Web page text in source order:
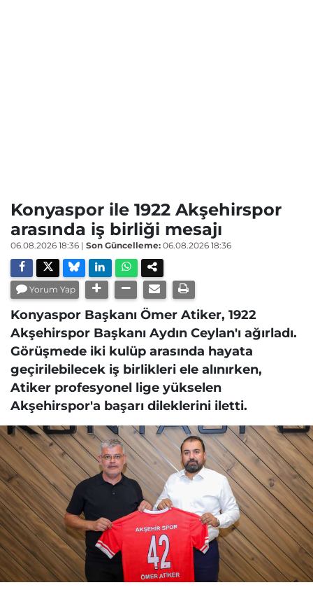
Konyaspor ile 1922 Akşehirspor
arasında iş birliği mesajı
06.08.2026 18:36 | Son Güncelleme: 06.08.2026 18:36
Yorum Yap
Konyaspor Başkanı Ömer Atiker, 1922
Akşehirspor Başkanı Aydın Ceylan'ı ağırladı.
Görüşmede iki kulüp arasında hayata
geçirilebilecek iş birlikleri ele alınırken,
Atiker profesyonel lige yükselen
Akşehirspor'a başarı dileklerini iletti.